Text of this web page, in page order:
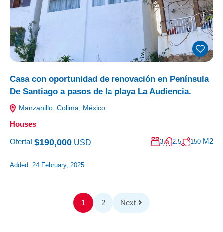
Casa con oportunidad de renovación en Península
De Santiago a pasos de la playa La Audiencia.
Manzanillo, Colima, México
Houses
Oferta! $190,000 USD 3 2.5 150 M2
Added: 24 February, 2025
1 2 Next